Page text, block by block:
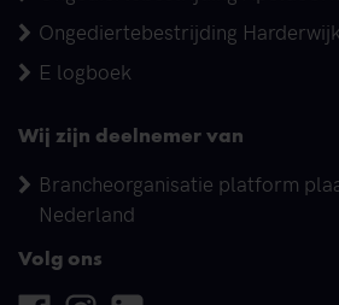
Ongediertebestrijding
E logboek
Wij zijn deelnemer van
Brancheorganisatie platform
Nederland
Volg ons